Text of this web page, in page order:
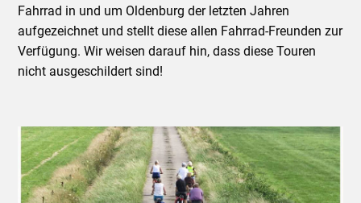
Fahrrad in und um Oldenburg der letzten Jahren
aufgezeichnet und stellt diese allen Fahrrad-Freunden zur
Verfügung. Wir weisen darauf hin, dass diese Touren
nicht ausgeschildert sind!